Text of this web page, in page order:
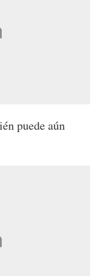
puede aún